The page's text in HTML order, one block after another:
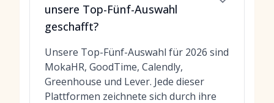
unsere Top-Fünf-Auswahl
geschafft?
Unsere Top-Fünf-Auswahl für 2026 sind
MokaHR, GoodTime, Calendly,
Greenhouse und Lever. Jede dieser
Plattformen zeichnete sich durch ihre